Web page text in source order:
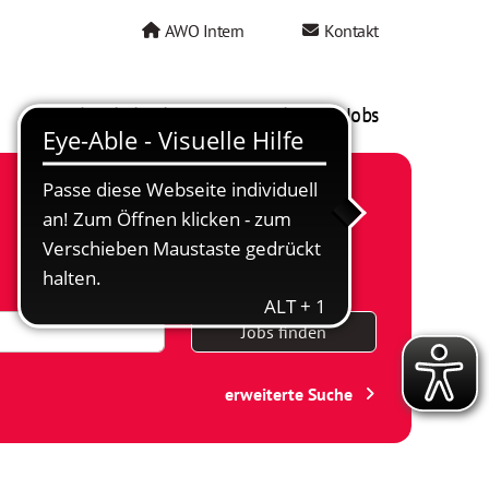
AWO Intern Kontakt
AWO als Arbeitgeber Mein AWO Jobs
Jobs finden
erweiterte Suche